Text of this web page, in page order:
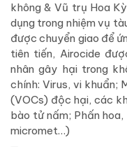
không & Vũ trụ Hoa
dụng trong nhiệm vụ
được chuyển giao để
tiên tiến, Airocide
nhân gây hại trong
chính: Virus, vi khuẩn;
(VOCs) độc hại, các
bào tử nấm; Phấn
micromet…)